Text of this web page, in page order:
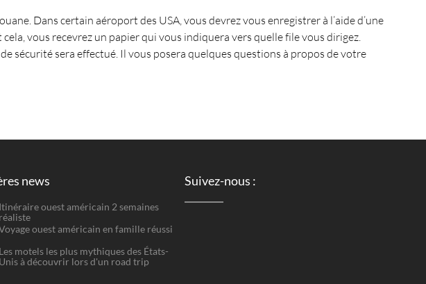
Dans certain aéroport des USA, vous devrez vous enregistrer à l’aide d’une
vous recevrez un papier qui vous indiquera vers quelle file vous dirigez.
sécurité sera effectué. Il vous posera quelques questions à propos de votre
news
Itinéraire ouest américain 2 semaines
réaliste
ouest américain en famille réussi
Les motels les plus mythiques des États-
Unis à découvrir lors d'un road trip
Suivez-nous :